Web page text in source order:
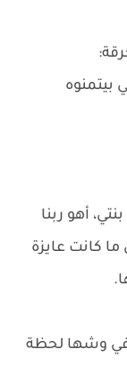
بيتمنوه
أهو ربنا
كانت عايزة
في وشها لحظة